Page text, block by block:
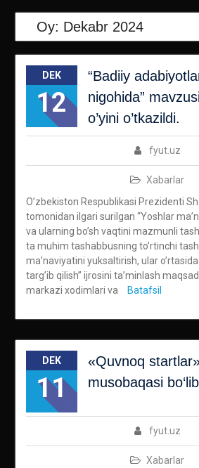
Oy: Dekabr 2024
DEK
12
“Badiiy
nigohida”
o’yini o’tkazildi.
fyut.uz
Xabarlar
O’zbekiston Respublikasi Prezidenti
tomonidan ilgari surilgan “Yoshlar
va ularning bo’sh vaqtini mazmunli
ta muhim tashabbusning to’rtinchi
ma’naviyatini yuksaltirish, ular
targ’ib qilish” ijrosini ta’minlash
markazi xodimlari va
Batafsil
DEK
11
«Quvnoq
musobaqasi
fyut.uz
Xabarlar